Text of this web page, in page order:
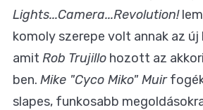
Lights...Camera...Revolution!
komoly szerepe volt annak az új
amit Rob Trujillo hozott az
ben. Mike "Cyco Miko" Muir
slapes, funkosabb